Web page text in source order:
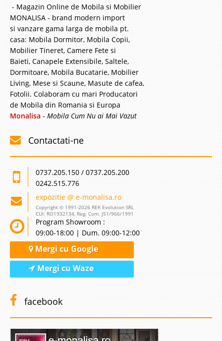
- Magazin Online de Mobila si Mobilier
MONALISA - brand modern import
si vanzare gama larga de mobila pt.
casa: Mobila Dormitor, Mobila Copii,
Mobilier Tineret, Camere Fete si
Baieti, Canapele Extensibile, Saltele,
Dormitoare, Mobila Bucatarie, Mobilier
Living, Mese si Scaune, Masute de cafea,
Fotolii. Colaboram cu mari Producatori
de Mobila din Romania si Europa
Monalisa - Mobila Cum Nu ai Mai Vazut
Contactati-ne
0737.205.150 / 0737.205.200
0242.515.776
expozitie @ e-monalisa.ro
Copyright © 1991-2026 REK Evolution SRL
CUI: RO1932134, Reg. Com. J51/966/1991
Program Showroom :
09:00-18:00 | Dum. 09:00-12:00
Mergi cu Google
Mergi cu Waze
facebook